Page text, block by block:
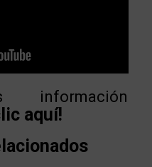
información
aquí!